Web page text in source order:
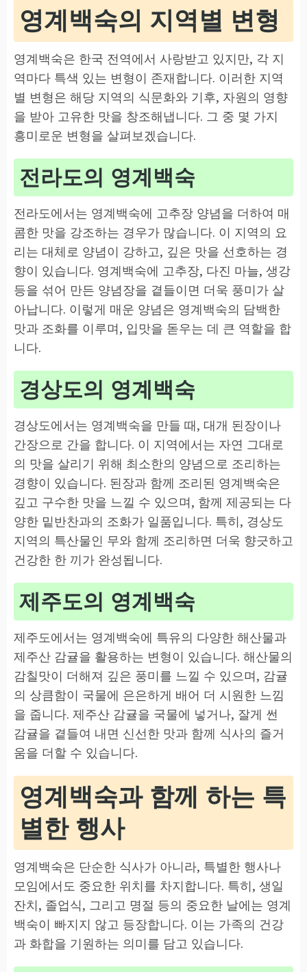
영계백숙의 지역별 변형
영계백숙은 한국 전역에서 사랑받고 있지만, 각 지
역마다 특색 있는 변형이 존재합니다. 이러한 지역
별 변형은 해당 지역의 식문화와 기후, 자원의 영향
을 받아 고유한 맛을 창조해냅니다. 그 중 몇 가지
흥미로운 변형을 살펴보겠습니다.
전라도의 영계백숙
전라도에서는 영계백숙에 고추장 양념을 더하여 매
콤한 맛을 강조하는 경우가 많습니다. 이 지역의 요
리는 대체로 양념이 강하고, 깊은 맛을 선호하는 경
향이 있습니다. 영계백숙에 고추장, 다진 마늘, 생강
등을 섞어 만든 양념장을 곁들이면 더욱 풍미가 살
아납니다. 이렇게 매운 양념은 영계백숙의 담백한
맛과 조화를 이루며, 입맛을 돋우는 데 큰 역할을 합
니다.
경상도의 영계백숙
경상도에서는 영계백숙을 만들 때, 대개 된장이나
간장으로 간을 합니다. 이 지역에서는 자연 그대로
의 맛을 살리기 위해 최소한의 양념으로 조리하는
경향이 있습니다. 된장과 함께 조리된 영계백숙은
깊고 구수한 맛을 느낄 수 있으며, 함께 제공되는 다
양한 밑반찬과의 조화가 일품입니다. 특히, 경상도
지역의 특산물인 무와 함께 조리하면 더욱 향긋하고
건강한 한 끼가 완성됩니다.
제주도의 영계백숙
제주도에서는 영계백숙에 특유의 다양한 해산물과
제주산 감귤을 활용하는 변형이 있습니다. 해산물의
감칠맛이 더해져 깊은 풍미를 느낄 수 있으며, 감귤
의 상큼함이 국물에 은은하게 배어 더 시원한 느낌
을 줍니다. 제주산 감귤을 국물에 넣거나, 잘게 썬
감귤을 곁들여 내면 신선한 맛과 함께 식사의 즐거
움을 더할 수 있습니다.
영계백숙과 함께 하는 특
별한 행사
영계백숙은 단순한 식사가 아니라, 특별한 행사나
모임에서도 중요한 위치를 차지합니다. 특히, 생일
잔치, 졸업식, 그리고 명절 등의 중요한 날에는 영계
백숙이 빠지지 않고 등장합니다. 이는 가족의 건강
과 화합을 기원하는 의미를 담고 있습니다.